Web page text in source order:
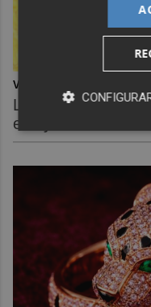
Viaja sin visado
Los pasaportes
el tuyo?